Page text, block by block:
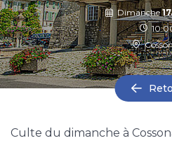
Dimanche
Culte du dimanche à